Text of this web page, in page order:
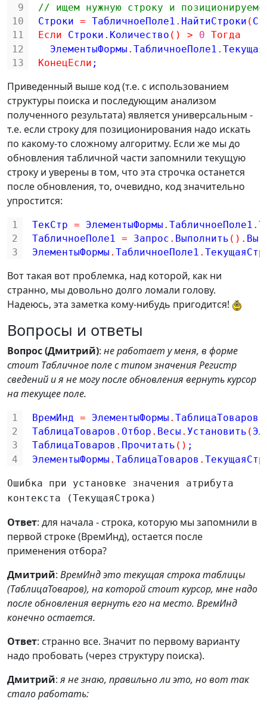
9
10
11
12
13
// ищем нужную строку и
Строки = ТабличноеПоле1 . НайтиСтроки (
Если
Строки . Количество ( ) > 0 Тогда
ЭлементыФормы . ТабличноеПоле1 .
КонецЕсли ;
Приведенный выше код (т.е. с использованием
структуры поиска и последующим анализом
полученного результата) является универсальным -
т.е. если строку для позиционирования надо искать
по какому-то сложному алгоритму. Если же мы до
обновления табличной части запомнили текущую
строку и уверены в том, что эта строчка останется
после обновления, то, очевидно, код значительно
упростится:
1
2
3
ТекСтр = ЭлементыФормы . ТабличноеПоле1 .
ТабличноеПоле1 = Запрос . Выполнить ( ) .
ЭлементыФормы . ТабличноеПоле1 .
Вот такая вот проблемка, над которой, как ни
странно, мы довольно долго ломали голову.
Надеюсь, эта заметка кому-нибудь пригодится!
Вопросы и ответы
Вопрос (Дмитрий): не работает у меня, в форме
стоит Табличное поле с типом значения Регистр
сведений и я не могу после обновления вернуть курсор
на текущее поле.
1
2
3
4
ВремИнд = ЭлементыФормы . ТаблицаТоваров
ТаблицаТоваров . Отбор . Весы . Установить (
ТаблицаТоваров . Прочитать ( ) ;
ЭлементыФормы . ТаблицаТоваров .
Ошибка при установке значения атрибута
контекста (ТекущаяСтрока)
Ответ: для начала - строка, которую мы запомнили в
первой строке (ВремИнд), остается после
применения отбора?
Дмитрий: ВремИнд это текущая строка таблицы
(ТаблицаТоваров), на которой стоит курсор, мне надо
после обновления вернуть его на место. ВремИнд
конечно остается.
Ответ: странно все. Значит по первому варианту
надо пробовать (через структуру поиска).
Дмитрий:я не знаю, правильно ли это, но вот так
стало работать: